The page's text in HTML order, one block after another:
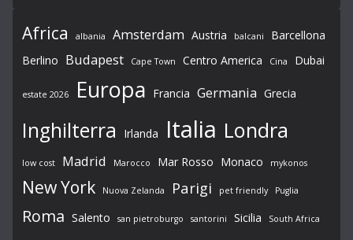
Africa albania Amsterdam Austria balcani
Barcellona
Berlino Budapest Cape Town Centro America Cina Dubai
estate 2026 Europa Francia Germania Grecia
Inghilterra Irlanda Italia Londra
low cost Madrid Marocco Mar Rosso Monaco mykonos
New York Nuova Zelanda Parigi pet friendly Puglia
Roma Salento san pietroburgo santorini Sicilia South Africa